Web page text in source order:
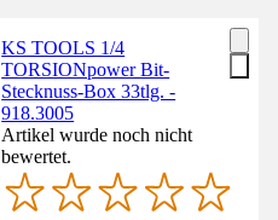
KS TOOLS 1/4
TORSIONpower Bit-
Stecknuss-Box 33tlg. -
918.3005
Artikel wurde noch nicht
bewertet.